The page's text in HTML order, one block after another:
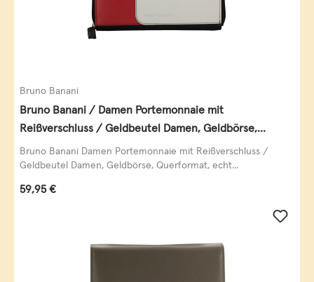
Bruno Banani
Bruno Banani / Damen Portemonnaie mit
Reißverschluss / Geldbeutel Damen, Geldbörse,
Querformat, echt Leder, black/white/red
Bruno Banani Damen Portemonnaie mit Reißverschluss /
Geldbeutel Damen, Geldbörse, Querformat, echt...
Regulärer Preis:
59,95 €